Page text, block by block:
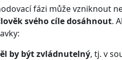
fázi může vzniknout
svého cíle dosáhnout.
by být zvládnutelný, tj. v